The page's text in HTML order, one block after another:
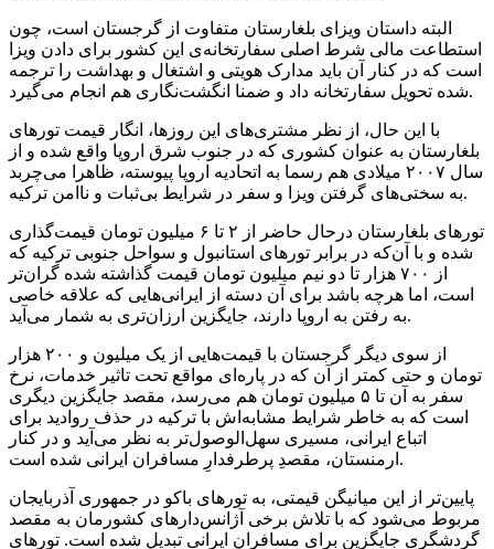
البته داستان ویزای بلغارستان متفاوت از گرجستان است، چون
استطاعت مالی شرط اصلی سفارتخانه‌ی این کشور برای دادن ویزا
است که در کنار آن باید مدارک هویتی و اشتغال و بهداشت را ترجمه
شده تحویل سفارتخانه داد و ضمنا انگشت‌نگاری هم انجام می‌گیرد.
با این حال، از نظر مشتری‌های این روزها، انگار قیمت تورهای
بلغارستان به عنوان کشوری که در جنوب شرق اروپا واقع شده و از
سال ۲۰۰۷ میلادی هم رسما به اتحادیه اروپا پیوسته، ظاهرا می‌چربد
به سختی‌های گرفتن ویزا و سفر در شرایط بی‌ثبات و ناامن ترکیه.
تورهای بلغارستان درحال حاضر از ۲ تا ۶ میلیون تومان قیمت‌گذاری
شده و با آن‌که در برابر تورهای استانبول و سواحل جنوبی ترکیه که
از ۷۰۰ هزار تا دو نیم میلیون تومان قیمت گذاشته شده گران‌تر
است، اما هرچه باشد برای آن دسته از ایرانی‌هایی که علاقه خاصی
به رفتن به اروپا دارند، جایگزین ارزان‌تری به شمار می‌آید.
از سوی دیگر گرجستان با قیمت‌هایی از یک میلیون و ۲۰۰ هزار
تومان و حتی کمتر از آن که در پاره‌ای مواقع تحت تاثیر خدمات، نرخ
سفر به آن تا ۵ میلیون تومان هم می‌رسد، مقصد جایگزین دیگری
است که به خاطر شرایط مشابه‌اش با ترکیه در حذف روادید برای
اتباع ایرانی، مسیری سهل‌الوصول‌تر به نظر می‌آید و در کنار
ارمنستان، مقصدِ پرطرفدارِ مسافران ایرانی شده است.
پایین‌تر از این میانیگن قیمتی، به تورهای باکو در جمهوری آذربایجان
مربوط می‌شود که با تلاش برخی آژانس‌دارهای کشورمان به مقصد
گردشگری جایگزین برای مسافران ایرانی تبدیل شده است. تورهای